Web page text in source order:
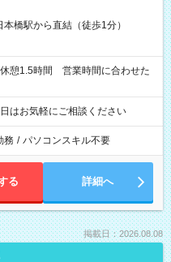
橋駅から直結（徒歩1分）
はお気軽にご相談ください
務 / パソコンスキル不要
る 詳細へ
掲載日：2026.08.08